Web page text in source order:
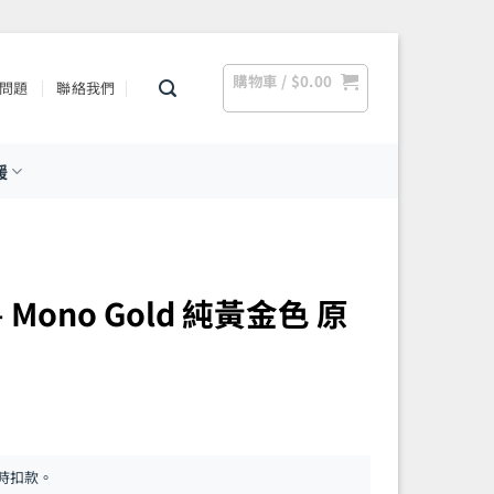
題 聯絡我們 購物車 / $0.00
Gold 純黃金色 原
扣款。